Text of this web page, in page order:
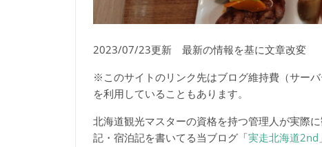
2023/07/23更新 最新の情報を基に文章改変
※このサイトのリンク先はブログ維持費（サー
を利用していることもあります。
北海道観光マスターの資格を持つ管理人が実際
記・宿泊記を書いてる当ブログ「実走北海道2nd